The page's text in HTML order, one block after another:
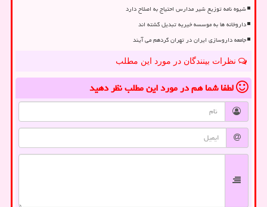
شیوه نامه توزیع شیر مدارس احتیاج به اصلاح دارد
داروخانه ها به موسسه خیریه تبدیل گشته اند
جامعه داروسازی ایران در تهران گردهم می آیند
نظرات بینندگان در مورد این مطلب
لطفا شما همدر مورد این مطلبنظر دهید